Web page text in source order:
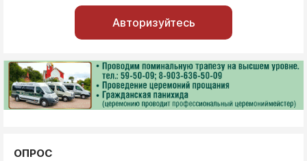
Авторизуйтесь
ОПРОС